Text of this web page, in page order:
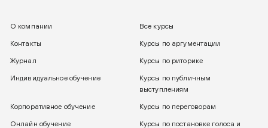
О компании Все курсы
Контакты Курсы по аргументации
Журнал Курсы по риторике
Индивидуальное обучение
Курсы по публичным
выступлениям
Корпоративное обучение Курсы по переговорам
Онлайн обучение
Курсы по постановке голоса и